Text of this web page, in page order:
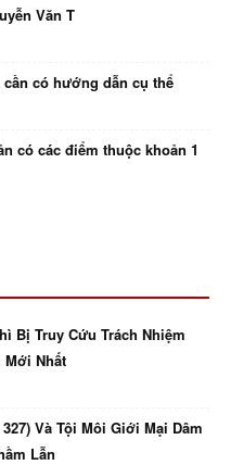
Văn T
có hướng dẫn cụ thể
có các điểm thuộc khoản 1
Bị Truy Cứu Trách Nhiệm
Mới Nhất
Và Tội Môi Giới Mại Dâm
Lẫn